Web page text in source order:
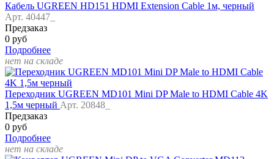
Кабель UGREEN HD151 HDMI Extension Cable 1м, черный
Арт. 40447_
Предзаказ
0 руб
Подробнее
нет на складе
Переходник UGREEN MD101 Mini DP Male to HDMI Cable 4K
1,5м черный Арт. 20848_
Предзаказ
0 руб
Подробнее
нет на складе